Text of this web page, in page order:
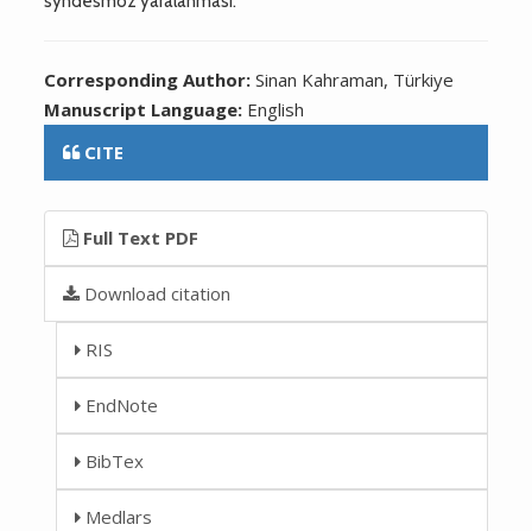
Corresponding Author:Sinan Kahraman, Türkiye
Manuscript Language: English
CITE
Full Text PDF
Download citation
RIS
EndNote
BibTex
Medlars